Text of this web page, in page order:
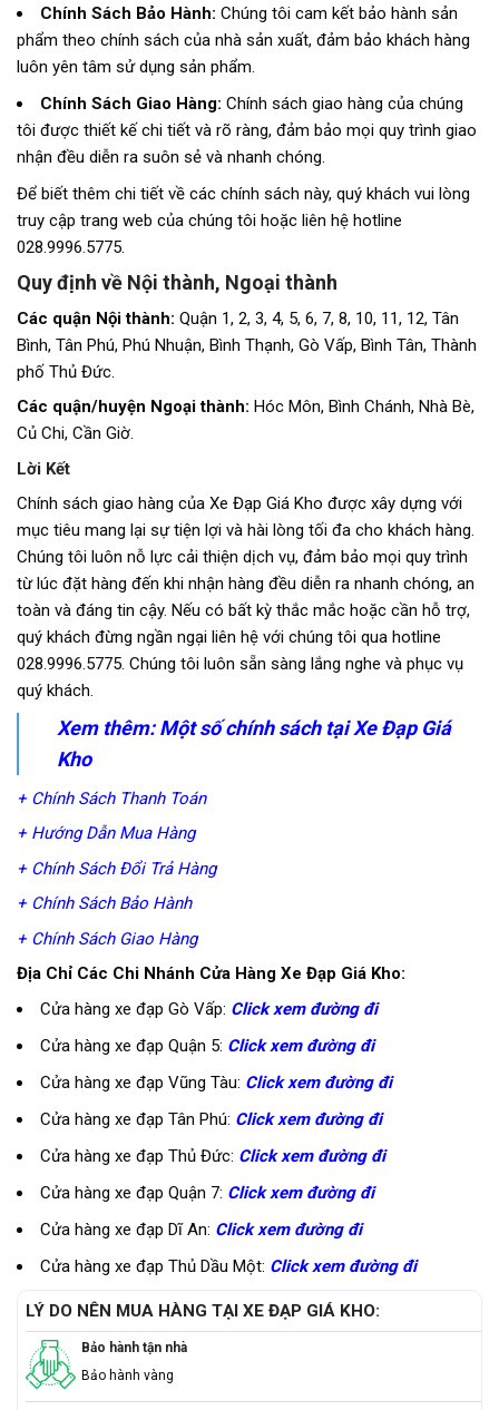
Chính Sách Bảo Hành: Chúng tôi cam kết bảo hành sản
phẩm theo chính sách của nhà sản xuất, đảm bảo khách hàng
luôn yên tâm sử dụng sản phẩm.
Chính Sách Giao Hàng: Chính sách giao hàng của chúng
tôi được thiết kế chi tiết và rõ ràng, đảm bảo mọi quy trình giao
nhận đều diễn ra suôn sẻ và nhanh chóng.
Để biết thêm chi tiết về các chính sách này, quý khách vui lòng
truy cập trang web của chúng tôi hoặc liên hệ hotline
028.9996.5775.
Quy định về Nội thành, Ngoại thành
Các quận Nội thành: Quận 1, 2, 3, 4, 5, 6, 7, 8, 10, 11, 12, Tân
Bình, Tân Phú, Phú Nhuận, Bình Thạnh, Gò Vấp, Bình Tân, Thành
phố Thủ Đức.
Các quận/huyện Ngoại thành: Hóc Môn, Bình Chánh, Nhà Bè,
Củ Chi, Cần Giờ.
Lời Kết
Chính sách giao hàng của Xe Đạp Giá Kho được xây dựng với
mục tiêu mang lại sự tiện lợi và hài lòng tối đa cho khách hàng.
Chúng tôi luôn nỗ lực cải thiện dịch vụ, đảm bảo mọi quy trình
từ lúc đặt hàng đến khi nhận hàng đều diễn ra nhanh chóng, an
toàn và đáng tin cậy. Nếu có bất kỳ thắc mắc hoặc cần hỗ trợ,
quý khách đừng ngần ngại liên hệ với chúng tôi qua hotline
028.9996.5775. Chúng tôi luôn sẵn sàng lắng nghe và phục vụ
quý khách.
Xem thêm: Một số chính sách tại Xe Đạp Giá
Kho
+ Chính Sách Thanh Toán
+ Hướng Dẫn Mua Hàng
+ Chính Sách Đổi Trả Hàng
+ Chính Sách Bảo Hành
+ Chính Sách Giao Hàng
Địa Chỉ Các Chi Nhánh Cửa Hàng Xe Đạp Giá Kho:
Cửa hàng xe đạp Gò Vấp: Click xem đường đi
Cửa hàng xe đạp Quận 5: Click xem đường đi
Cửa hàng xe đạp Vũng Tàu: Click xem đường đi
Cửa hàng xe đạp Tân Phú: Click xem đường đi
Cửa hàng xe đạp Thủ Đức: Click xem đường đi
Cửa hàng xe đạp Quận 7: Click xem đường đi
Cửa hàng xe đạp Dĩ An: Click xem đường đi
Cửa hàng xe đạp Thủ Dầu Một: Click xem đường đi
LÝ DO NÊN MUA HÀNG TẠI XE ĐẠP GIÁ KHO:
Bảo hành tận nhà
Bảo hành vàng